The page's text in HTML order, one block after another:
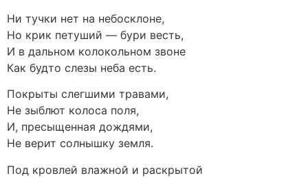
Ни тучки нет на небосклоне,
Но крик петуший — бури весть,
И в дальном колокольном звоне
Как будто слезы неба есть.
Покрыты слегшими травами,
Не зыблют колоса поля,
И, пресыщенная дождями,
Не верит солнышку земля.
Под кровлей влажной и раскрытой